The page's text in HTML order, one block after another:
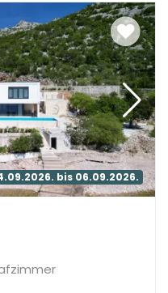
bis 06.09.2026.